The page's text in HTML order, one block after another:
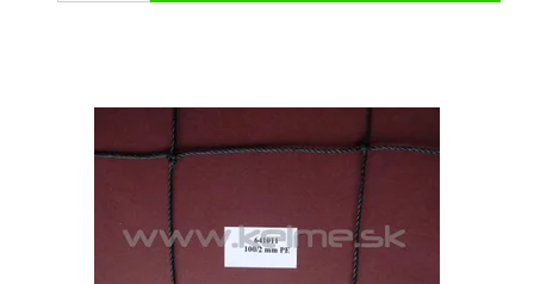
Uzlová ochranná sieť vhodná na futbalové ihriská, volejbalové
ihriská, ako deliaca sieť, priemyslové plochy. Materiál: Polyetylén
Hrúbka: 2 mm Veľkosť oka: 100 mm x 100 mm Farba:...